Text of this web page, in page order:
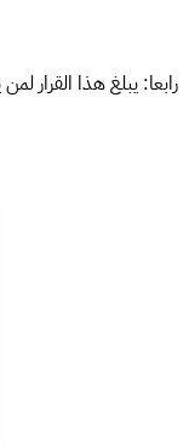
رابعا: يبلغ هذا القرار